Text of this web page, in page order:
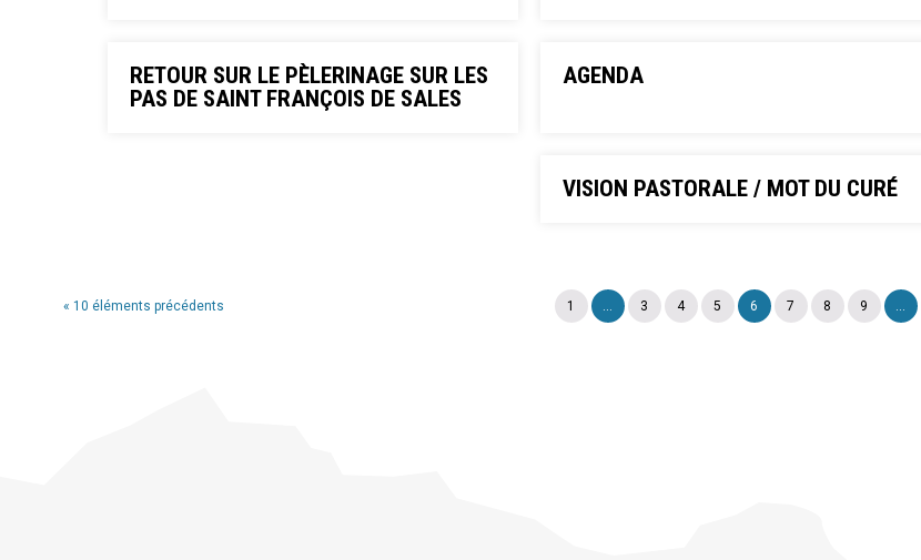
RETOUR SUR LE PÈLERINAGE SUR LES
PAS DE SAINT FRANÇOIS DE SALES
AGENDA
VISION PASTORALE / MOT DU CURÉ
« 10 éléments précédents 1 ... 3 4 5 6 7 8 9 ...